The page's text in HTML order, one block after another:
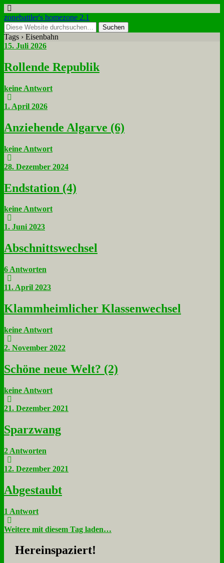
zonebattler's homezone 2.1
Tags › Eisenbahn
15. Juli 2026
Rol­len­de Re­pu­blik
keine Antwort
1. April 2026
An­zie­hen­de Al­gar­ve (6)
keine Antwort
28. Dezember 2024
End­sta­ti­on (4)
keine Antwort
1. Juni 2023
Ab­schnitts­wech­sel
6 Antworten
11. April 2023
Klamm­heim­li­cher Klas­sen­wech­sel
keine Antwort
2. November 2022
Schö­ne neue Welt? (2)
keine Antwort
21. Dezember 2021
Spar­zwang
2 Antworten
12. Dezember 2021
Ab­ge­staubt
1 Antwort
Weitere mit diesem Tag laden…
Her­ein­spa­ziert!